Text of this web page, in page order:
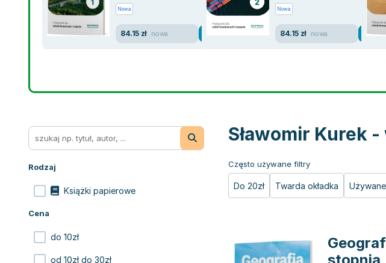
Nowa
84.15 zł nowa
Nowa
84.15 zł nowa
Rodzaj
Książki papierowe
Cena
do 10zł
od 10zł do 30zł
Sławomir Kurek
Często używane filtry
Do 20zł Twarda okładka Używane